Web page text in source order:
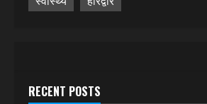
RECENT POSTS